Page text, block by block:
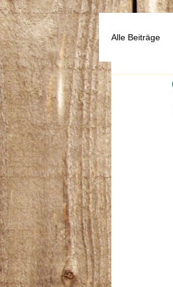
Alle Beiträge